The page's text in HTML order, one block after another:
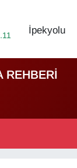
İpekyolu
REHBERİ